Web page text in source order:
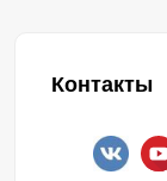
Контакты